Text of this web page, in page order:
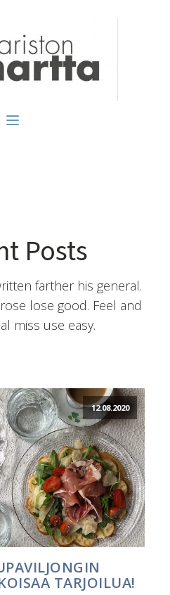
Posts
farther his general.
lose good. Feel and
miss use easy.
12.08.2020
TARJOILUA!